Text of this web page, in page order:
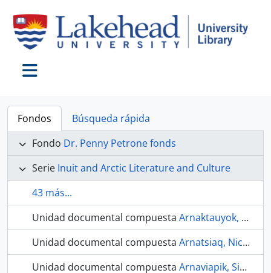
Fondos
Búsqueda rápida
Fondo Dr. Penny Petrone fonds
Serie Inuit and Arctic Literature and Culture
43 más...
Unidad documental compuesta Arnaktauyok, Germaine
Unidad documental compuesta Arnatsiaq, Nicholas P., author
Unidad documental compuesta Arnaviapik, Simon